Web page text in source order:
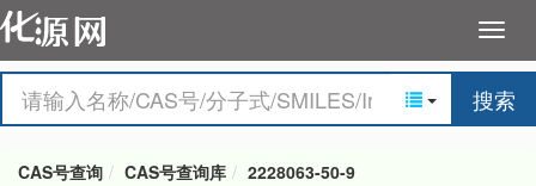
搜索
CAS号查询 CAS号查询库 2228063-50-9